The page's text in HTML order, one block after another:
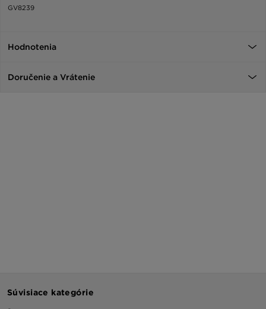
GV8239
Hodnotenia
Doručenie a Vrátenie
Súvisiace kategórie